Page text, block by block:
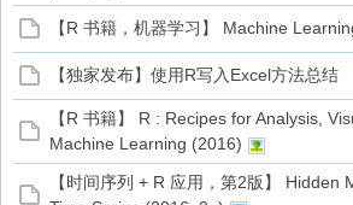
【R 书籍，机器学习】 Machine
【独家发布】使用R写入Excel方法总结
【R 书籍】 R : Recipes for Analysis,
Machine Learning (2016)
【时间序列 + R 应用，第2版】 Hidden